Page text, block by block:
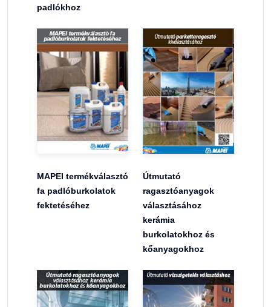
padlókhoz
MAPEI termékválasztó
fa padlóburkolatok
fektetéséhez
Útmutató
ragasztóanyagok
választásához
kerámia
burkolatokhoz és
kőanyagokhoz